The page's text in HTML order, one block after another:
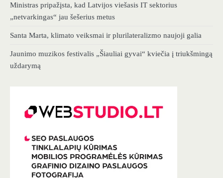
Ministras pripažįsta, kad Latvijos viešasis IT sektorius
„netvarkingas“ jau šešerius metus
Santa Marta, klimato veiksmai ir plurilateralizmo naujoji galia
Jaunimo muzikos festivalis „Šiauliai gyvai“ kviečia į triukšmingą
uždarymą